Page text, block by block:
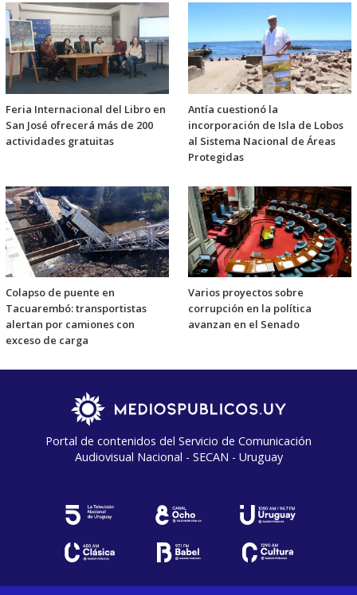
Feria Internacional del Libro en
San José ofrecerá más de 200
actividades gratuitas
Antía cuestionó la
incorporación de Isla de Lobos
al Sistema Nacional de Áreas
Protegidas
Colapso de puente en
Tacuarembó: transportistas
alertan por camiones con
exceso de carga
Varios proyectos sobre
corrupción en la política
avanzan en el Senado
Portal de contenidos del Servicio de Comunicación
Audiovisual Nacional - SECAN - Uruguay